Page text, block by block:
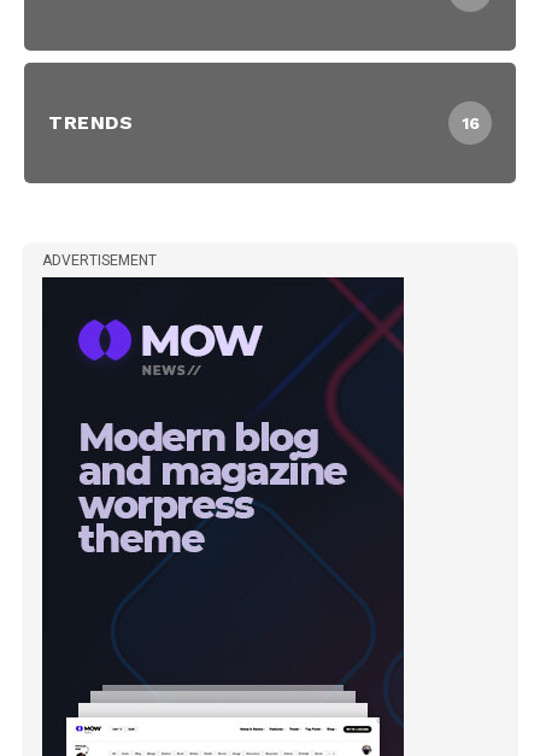
TRENDS 16
ADVERTISEMENT